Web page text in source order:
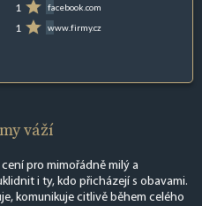
1 facebook.com
1 www.firmy.cz
váží
pro mimořádně milý a
i ty, kdo přicházejí s obavami.
komunikuje citlivě během celého